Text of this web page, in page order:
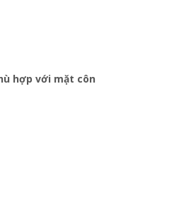
hợp với mặt côn